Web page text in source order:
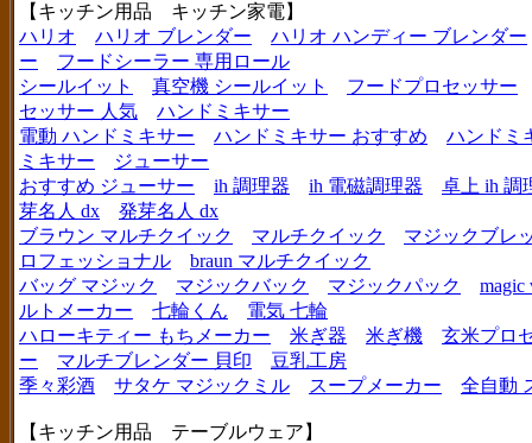
【キッチン用品 キッチン家電】
ハリオ
ハリオ ブレンダー
ハリオ ハンディー ブレンダー
ー
フードシーラー 専用ロール
シールイット
真空機 シールイット
フードプロセッサー
セッサー 人気
ハンドミキサー
電動 ハンドミキサー
ハンドミキサー おすすめ
ハンドミ
ミキサー
ジューサー
おすすめ ジューサー
ih 調理器 ih 電磁調理器
卓上 ih 調
芽名人 dx
発芽名人 dx
ブラウン マルチクイック
マルチクイック
マジックブレ
ロフェッショナル
braun マルチクイック
バッグ マジック
マジックバック マジックパック
magic
ルトメーカー
七輪くん
電気 七輪
ハローキティー もちメーカー
米ぎ器 米ぎ機
玄米プロ
ー
マルチブレンダー 貝印
豆乳工房
季々彩酒
サタケ マジックミル スープメーカー 全自動
【キッチン用品 テーブルウェア】